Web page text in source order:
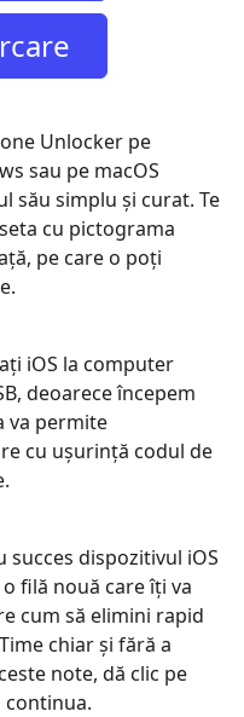
Unlocker pe
sau pe macOS
său simplu și curat. Te
cu pictograma
pe care o poți
iOS la computer
deoarece începem
va permite
cu ușurință codul de
succes dispozitivul iOS
filă nouă care îți va
cum să elimini rapid
chiar și fără a
note, dă clic pe